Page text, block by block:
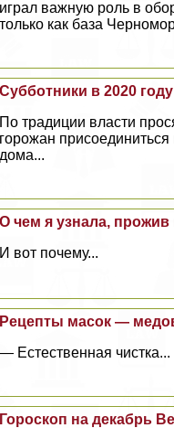
играл важную роль в
только как база
Субботники в 2020
По традиции власти
горожан присоединиться
дома...
О чем я узнала, прожив
И вот почему...
Рецепты масок —
— Естественная чистка...
Гороскоп на декабрь